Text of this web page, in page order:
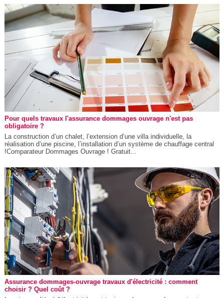
Pour quels travaux l'assurance dommages ouvrage n'est pas
obligatoire ?
La construction d’un chalet, l’extension d’une villa individuelle, la
réalisation d’une piscine, l’installation d’un système de chauffage central
!Comparateur Dommages Ouvrage ! Gratuit...
Assurance dommages-ouvrage travaux d'électricité : comment
choisir ? Quel coût ?